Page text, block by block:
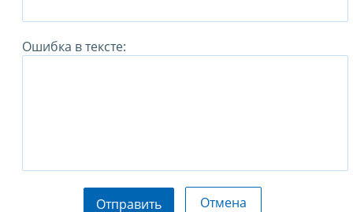
Ошибка в тексте:
Отправить Отмена